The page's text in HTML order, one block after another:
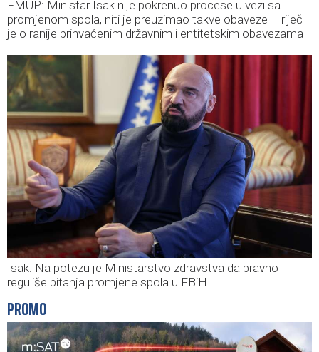
FMUP: Ministar Isak nije pokrenuo procese u vezi sa
promjenom spola, niti je preuzimao takve obaveze – riječ
je o ranije prihvaćenim državnim i entitetskim obavezama
Isak: Na potezu je Ministarstvo zdravstva da pravno
reguliše pitanja promjene spola u FBiH
PROMO